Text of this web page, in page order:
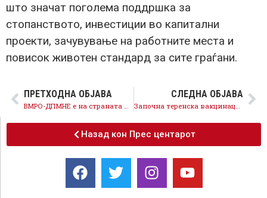
што значат поголема поддршка за
стопанството, инвестиции во капитални
проекти, зачувување на работните места и
повисок животен стандард за сите граѓани.
ПРЕТХОДНА ОБЈАВА СЛЕДНА ОБЈАВА
Започна теренска вакцинација, сите граѓани да се вакцинираат, да го заштитиме јавното здравје
Назад кон Прес центарот